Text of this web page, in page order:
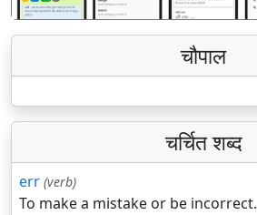
चौपाल
चर्चित शब्द
err (verb)
To make a mistake or be incorrect.